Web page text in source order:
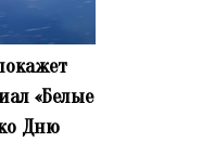
«Белые
Дню